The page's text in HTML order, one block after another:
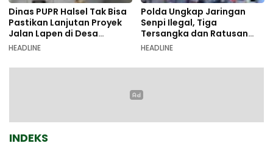
Dinas PUPR Halsel Tak Bisa
Pastikan Lanjutan Proyek
Jalan Lapen di Desa
Sambiki
HEADLINE
Polda Ungkap Jaringan
Senpi Ilegal, Tiga
Tersangka dan Ratusan
Amunisi Diamankan
HEADLINE
INDEKS